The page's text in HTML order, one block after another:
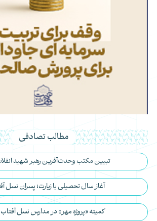
مطالب تصادفی
تبیین مکتب وحدت‌آفرین رهبر شهید
آغاز سال تحصیلی با زیارت؛ پسران نسل
کمیته «پروژه مهر» در مدارس نسل آفتاب